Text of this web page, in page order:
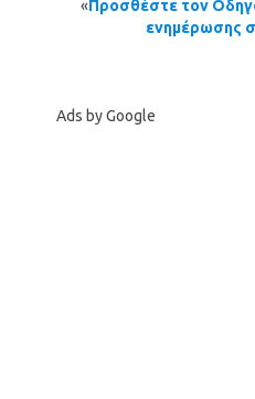
«Προσθέστε τον
ενημέρωσης
Ads by Google